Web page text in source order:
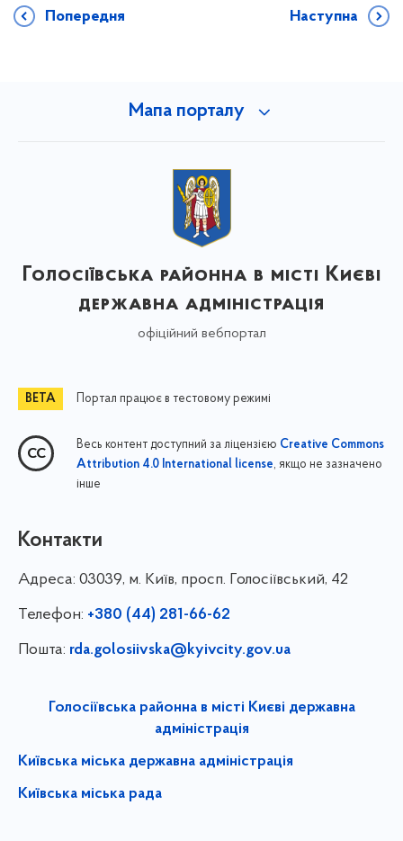
Попередня Наступна
Мапа порталу
Голосіївська районна в місті Києві
державна адміністрація
офіційний вебпортал
Портал працює в тестовому режимі
Весь контент доступний за ліцензією Creative Commons
Attribution 4.0 International license, якщо не зазначено
інше
Контакти
Адреса: 03039, м. Київ, просп. Голосіївський, 42
Телефон: +380 (44) 281-66-62
Пошта: rda.golosiivska@kyivcity.gov.ua
Голосіївська районна в місті Києві державна
адміністрація
Київська міська державна адміністрація
Київська міська рада